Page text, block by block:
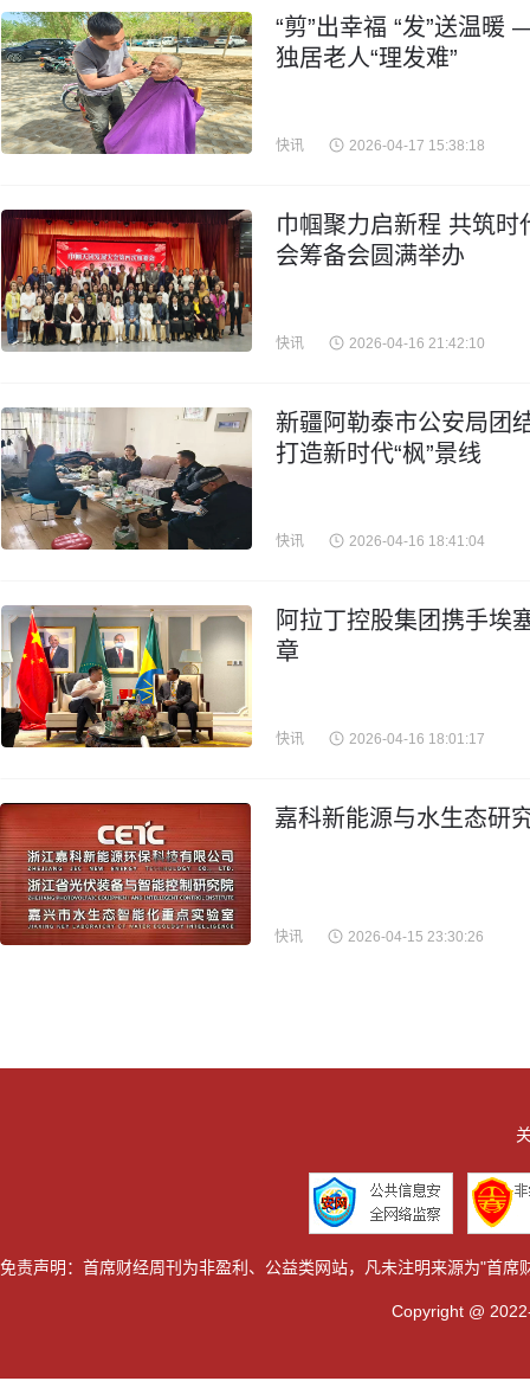
“剪”出幸福 “发”送温
独居老人“理发难”
快讯 2026-04-17 15:38:18
巾帼聚力启新程 共筑
会筹备会圆满举办
快讯 2026-04-16 21:42:10
新疆阿勒泰市公安局团
打造新时代“枫”景线
快讯 2026-04-16 18:41:04
阿拉丁控股集团携手埃
章
快讯 2026-04-16 18:01:17
嘉科新能源与水生态研
快讯 2026-04-15 23:30:26
免责声明：首席财经周刊为非盈利、公益类网站，凡未注明来源为"首
Copyright @